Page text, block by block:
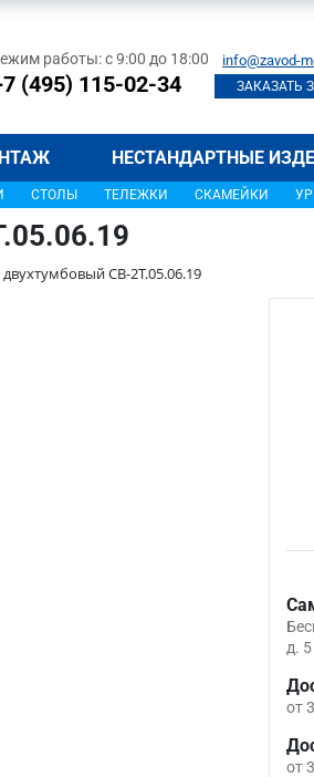
работы: с 9:00 до 18:00
(495) 115-02-34
info@zavod-
ЗАКАЗАТЬ
НЕСТАНДАРТНЫЕ
СТОЛЫ ТЕЛЕЖКИ СКАМЕЙКИ
СВ-2Т.05.06.19
д. 5
от
от